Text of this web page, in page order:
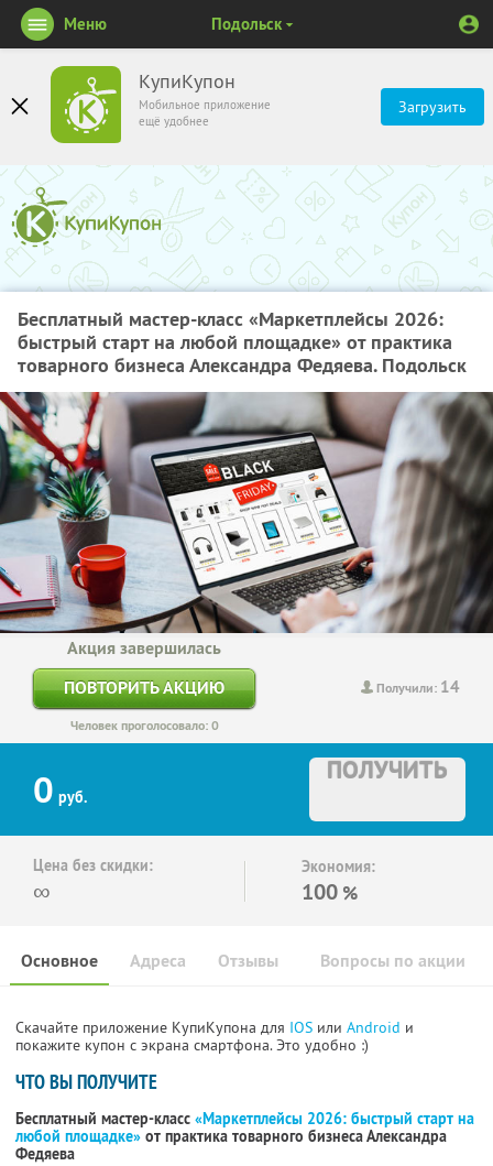
КупиКупон
Мобильное приложение
ещё удобнее
Загрузить
Меню Подольск
Бесплатный мастер-класс «Маркетплейсы 2026:
быстрый старт на любой площадке» от практика
товарного бизнеса Александра Федяева. Подольск
Получили: 14
Акция завершилась
ПОВТОРИТЬ АКЦИЮ
Человек проголосовало: 0
0 руб.
ПОЛУЧИТЬ
Цена без скидки:
∞
Экономия:
100 %
Основное Отзывы Вопросы по акции
Адреса
Скачайте приложение КупиКупона для IOS или Android и
покажите купон с экрана смартфона. Это удобно :)
ЧТО ВЫ ПОЛУЧИТЕ
Бесплатный мастер-класс «Маркетплейсы 2026: быстрый старт на
любой площадке» от практика товарного бизнеса Александра
Федяева